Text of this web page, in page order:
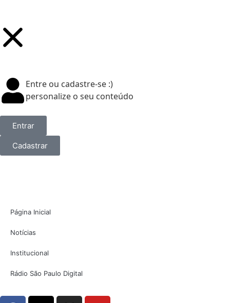
Entre ou cadastre-se :)
personalize o seu conteúdo
Entrar
Cadastrar
Página Inicial
Notícias
Institucional
Rádio São Paulo Digital